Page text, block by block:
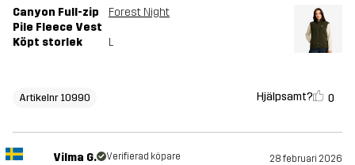
Canyon Full-zip
Pile Fleece Vest
Forest Night
Köpt storlek L
Artikelnr 10990 Hjälpsamt? 0
Vilma G. Verifierad köpare 28 februari 2026